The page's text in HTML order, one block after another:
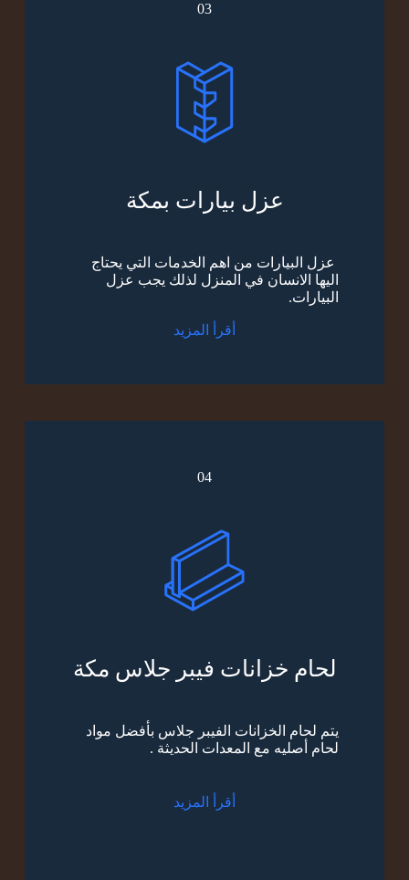
03
عزل بيارات بمكة
عزل البيارات من اهم الخدمات التي يحتاج
اليها الانسان في المنزل لذلك يجب عزل
البيارات.
أقرأ المزيد
04
لحام خزانات فيبر جلاس مكة
يتم لحام الخزانات الفيبر جلاس بأفضل مواد
لحام أصليه مع المعدات الحديثة .
أقرأ المزيد